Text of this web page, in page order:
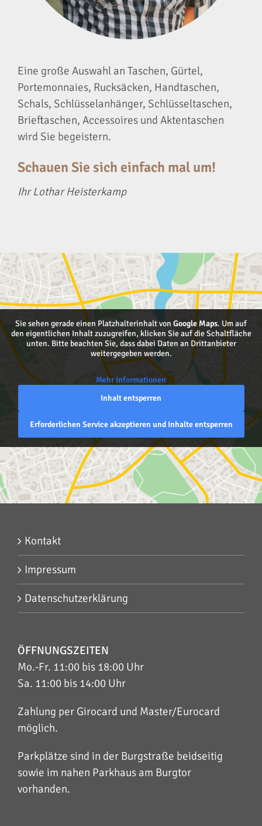
Eine große Auswahl an Taschen, Gürtel,
Portemonnaies, Rucksäcken, Handtaschen,
Schals, Schlüsselanhänger, Schlüsseltaschen,
Brieftaschen, Accessoires und Aktentaschen
wird Sie begeistern.
Schauen Sie sich einfach mal um!
Ihr Lothar Heisterkamp
Sie sehen gerade einen Platzhalterinhalt von Google Maps. Um auf
den eigentlichen Inhalt zuzugreifen, klicken Sie auf die Schaltfläche
unten. Bitte beachten Sie, dass dabei Daten an Drittanbieter
weitergegeben werden.
Mehr Informationen
Inhalt entsperren
Erforderlichen Service akzeptieren und Inhalte entsperren
Kontakt
Impressum
Datenschutzerklärung
ÖFFNUNGSZEITEN
Mo.-Fr. 11:00 bis 18:00 Uhr
Sa. 11:00 bis 14:00 Uhr
Zahlung per Girocard und Master/Eurocard
möglich.
Parkplätze sind in der Burgstraße beidseitig
sowie im nahen Parkhaus am Burgtor
vorhanden.